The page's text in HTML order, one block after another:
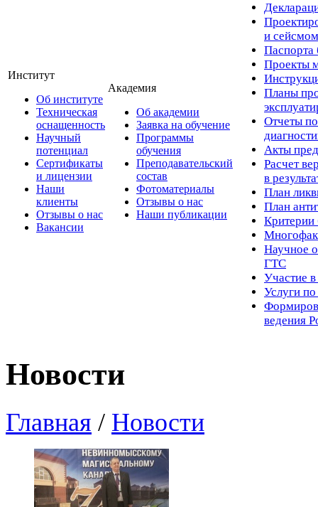
Институт
Об институте
Техническая
оснащенность
Научный
потенциал
Сертификаты
и лицензии
Наши
клиенты
Отзывы о нас
Вакансии
Академия
Об академии
Заявка на обучение
Программы
обучения
Преподавательский
состав
Фотоматериалы
Отзывы о нас
Наши публикации
и
Паспорта
Проекты
Планы
Отчеты по
Акты
Расчет
в
План
План
Критерии
Научное
ГТС
Участие
Услуги
ведения
Новости
Главная / Новости